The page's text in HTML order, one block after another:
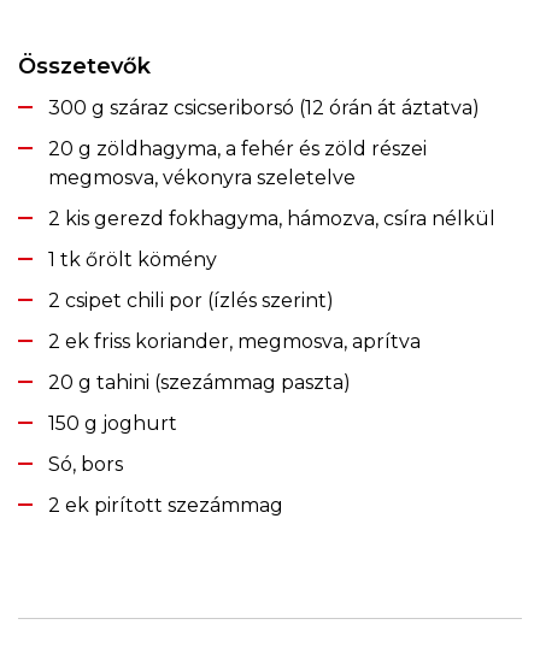
Összetevők
300 g száraz csicseriborsó (12 órán át áztatva)
20 g zöldhagyma, a fehér és zöld részei
megmosva, vékonyra szeletelve
2 kis gerezd fokhagyma, hámozva, csíra nélkül
1 tk őrölt kömény
2 csipet chili por (ízlés szerint)
2 ek friss koriander, megmosva, aprítva
20 g tahini (szezámmag paszta)
150 g joghurt
Só, bors
2 ek pirított szezámmag